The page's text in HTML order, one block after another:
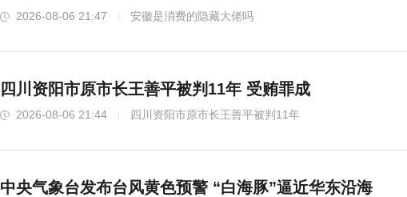
2026-08-06 21:47 安徽是消费的隐藏大佬吗
四川资阳市原市长王善平被判11年 受贿罪成
2026-08-06 21:44 四川资阳市原市长王善平被判11年
中央气象台发布台风黄色预警 “白海豚”逼近华东沿海